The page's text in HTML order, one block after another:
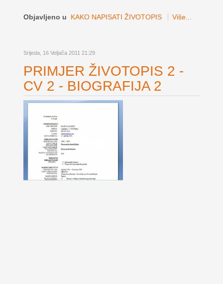
Objavljeno u KAKO NAPISATI ŽIVOTOPIS Više...
Srijeda, 16 Veljača 2011 21:29
PRIMJER ŽIVOTOPIS 2 -
CV 2 - BIOGRAFIJA 2